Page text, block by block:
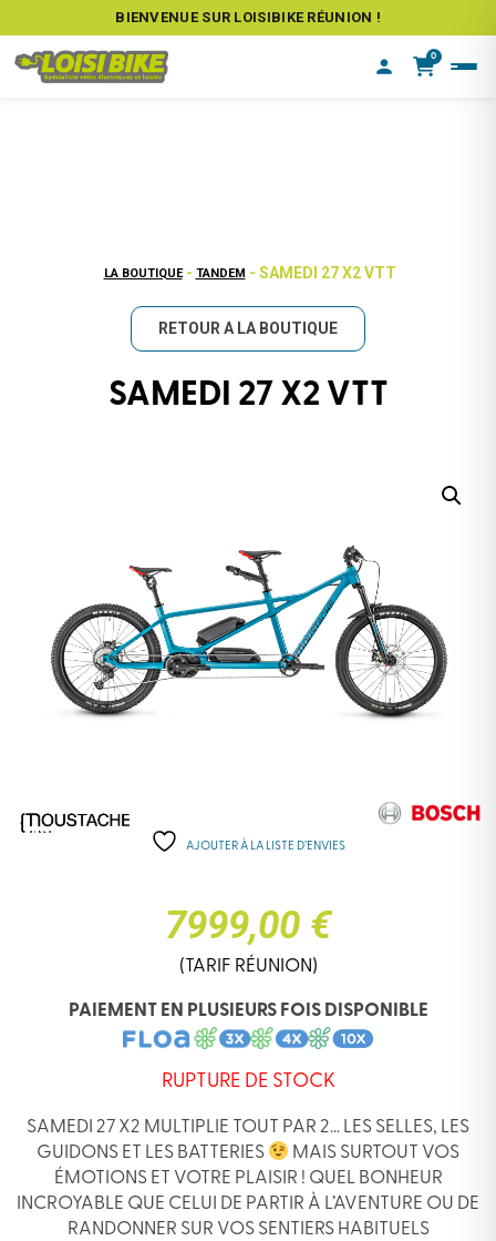
BIENVENUE SUR LOISIBIKE RÉUNION !
0
LA BOUTIQUE - TANDEM - SAMEDI 27 X2 VTT
RETOUR A LA BOUTIQUE
SAMEDI 27 X2 VTT
AJOUTER À LA LISTE D’ENVIES
7999,00 €
(TARIF RÉUNION)
PAIEMENT EN PLUSIEURS FOIS DISPONIBLE
RUPTURE DE STOCK
SAMEDI 27 X2 MULTIPLIE TOUT PAR 2… LES SELLES, LES
GUIDONS ET LES BATTERIES
MAIS SURTOUT VOS
ÉMOTIONS ET VOTRE PLAISIR ! QUEL BONHEUR
INCROYABLE QUE CELUI DE PARTIR À L’AVENTURE OU DE
RAN DONNER SUR VOS SENTIERS HABITUELS